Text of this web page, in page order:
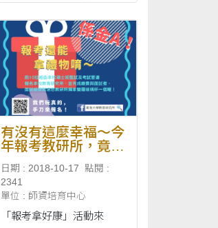
檔，謝謝。
有沒有這麼幸福～今
年報考教研所，竟然
日期 : 2018-10-17
點閱 :
2341
單位 : 師資培育中心
「報考拿好康」活動來